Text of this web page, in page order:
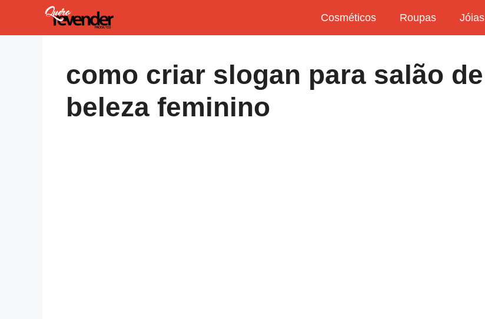
o
Cosméticos Roupas Jóias
como criar slogan para salão de
beleza feminino